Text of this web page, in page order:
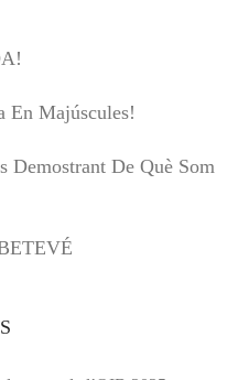
En Majúscules!
De Què Som